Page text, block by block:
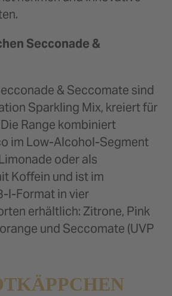
Secconade &
& Seccomate sind
Sparkling Mix, kreiert für
Range kombiniert
im Low-Alcohol-Segment
oder als
Koffein und ist im
l-Format in vier
erhältlich: Zitrone, Pink
und Seccomate (UVP